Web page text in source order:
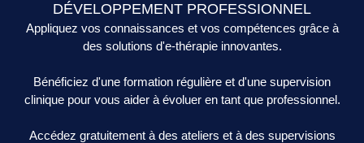
DÉVELOPPEMENT PROFESSIONNEL
Appliquez vos connaissances et vos compétences grâce à
des solutions d'e-thérapie innovantes.
Bénéficiez d'une formation régulière et d'une supervision
clinique pour vous aider à évoluer en tant que professionnel.
Accédez gratuitement à des ateliers et à des supervisions